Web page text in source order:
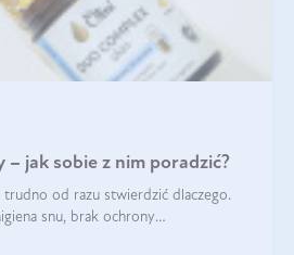
– jak sobie z nim poradzić?
od razu stwierdzić dlaczego.
snu, brak ochrony